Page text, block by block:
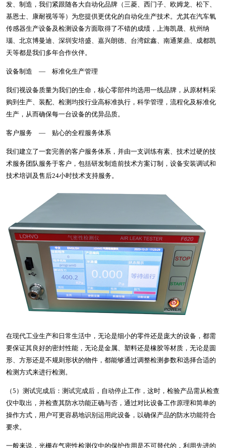
发、制造，我们紧跟随各大自动化品牌（三菱、西门子、欧姆龙、松下、
基恩士、康耐视等等）为您提供更优化的自动化生产技术。尤其在汽车氧
传感器生产设备及检测设备方面取得了不错的成绩，上海凯晟、杭州纳
瑙、北京博曼迪、深圳安培盛、嘉兴朗德、台湾鋐鑫、南通莱鼎、成都凯
天等都是我们多年合作伙伴。
设备制造 — 标准化生产管理
我们视设备质量为我们的生命，核心零部件均选用一线品牌，从原材料采
购到生产、装配、检测均按行业高标准执行，科学管理，流程化及标准化
生产，从而确保每一台设备的优异品质。
客户服务 — 贴心的全程服务体系
我们建立了一套完善的客户服务体系，并由一支训练有素、技术过硬的技
术服务团队服务于客户，包括研发制造前技术方案订制，设备安装调试和
技术培训及售后24小时技术支持服务。
在现代工业生产和日常生活中，无论是细小的零件还是庞大的设备，都需
要保证其良好的密封性能，无论是金属、塑料还是橡胶等材质，无论是圆
形、方形还是不规则形状的物件，都能够通过调整检测参数和选择合适的
检测方式来进行检测。
（5）测试完成后：测试完成后，自动停止工作，这时，检验产品需从检查
仪中取出，并检查其防水功能正确与否，通过对比设备工作原理和简单的
操作方式，用户可更容易地识别运用此设备，以确保产品的防水功能符合
要求。
一般来说，光栅在气密性检测仪中的保护作用是不可替代的，利用先进的